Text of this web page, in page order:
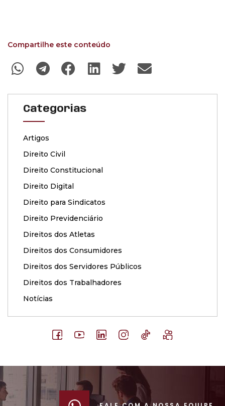
Compartilhe este conteúdo
Categorias
Artigos
Direito Civil
Direito Constitucional
Direito Digital
Direito para Sindicatos
Direito Previdenciário
Direitos dos Atletas
Direitos dos Consumidores
Direitos dos Servidores Públicos
Direitos dos Trabalhadores
Notícias